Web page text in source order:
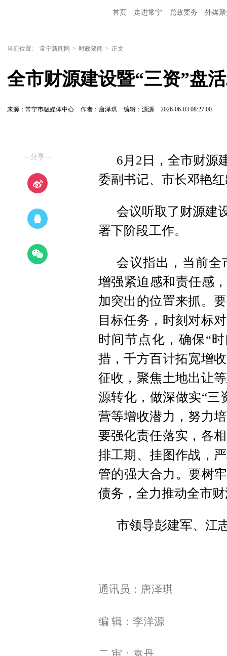
首页 走进常宁 党政要务 外媒
当前位置: 常宁新闻网 > 时政要闻 > 正文
全市财源建设暨“三资”盘
来源：常宁市融媒体中心 作者：唐泽琪 编辑：源源 2026-06-03 08:27:00
—分享—
6月2日，全市财源
委副书记、市长邓艳
会议听取了财源建
署下阶段工作。
会议指出，当前全
增强紧迫感和责任感
加突出的位置来抓。
目标任务，时刻对标
时间节点化，确保“
措，千方百计拓宽增
征收，聚焦土地出让
源转化，做深做实“三
营等增收潜力，努力
要强化责任落实，各
排工期、挂图作战，
管的强大合力。要树
债务，全力推动全市
市领导彭建军、江
通讯员：唐泽琪
编 辑：李洋源